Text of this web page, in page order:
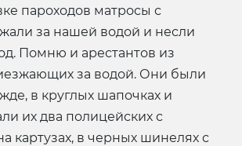
пароходов матросы с
за нашей водой и несли
Помню и арестантов из
за водой. Они были
в круглых шапочках и
их два полицейских с
картузах, в черных шинелях с